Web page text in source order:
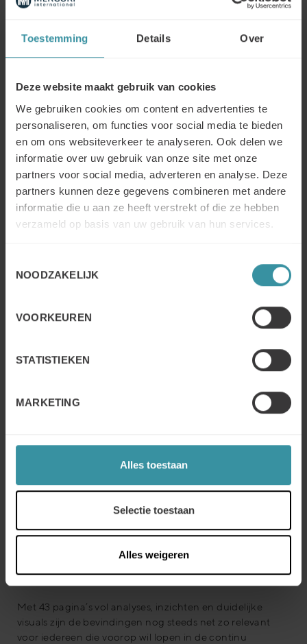
Toestemming Details Over
Deze website maakt gebruik van cookies
We gebruiken cookies om content en advertenties te
personaliseren, om functies voor social media te bieden
en om ons websiteverkeer te analyseren. Ook delen we
informatie over uw gebruik van onze site met onze
partners voor social media, adverteren en analyse. Deze
partners kunnen deze gegevens combineren met andere
informatie die u aan ze heeft verstrekt of die ze hebben
verzameld op basis van uw gebruik van hun services.
NOODZAKELIJK
VOORKEUREN
STATISTIEKEN
MARKETING
Alles toestaan
Selectie toestaan
Alles weigeren
Training Essentiele
Verkoopvaardigheden
Wilt u uw verkoopgesprekken effectief voeren en meer
deals sluiten?
De training “Essentiële Verkoopvaardigheden” van
Mercuri International geeft uw inzicht in een correcte
opbouw van een gesprek, krijgt u een gespreksstructuur
aangereikt, leert u de juiste vragen stellen, behoeften
herkennen en passende aanbiedingen doen.
15 kernverkoopcompeties in opkomst
State of Sales Skills 2025”, gebaseerd op inzichten van
600 salesprofessionals wereldwijd.
Met 43 pagina’s vol analyses, inzichten en duidelijke
visuals zijn de bevindingen nog steeds net zo relevant
voor iedereen die voorop wil lopen in de continu